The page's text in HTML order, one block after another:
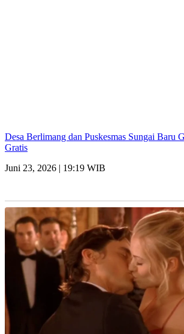
Desa Berlimang dan Puskesmas Sungai Baru
Gratis
Juni 23, 2026 | 19:19 WIB